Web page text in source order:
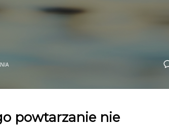
powtarzanie nie